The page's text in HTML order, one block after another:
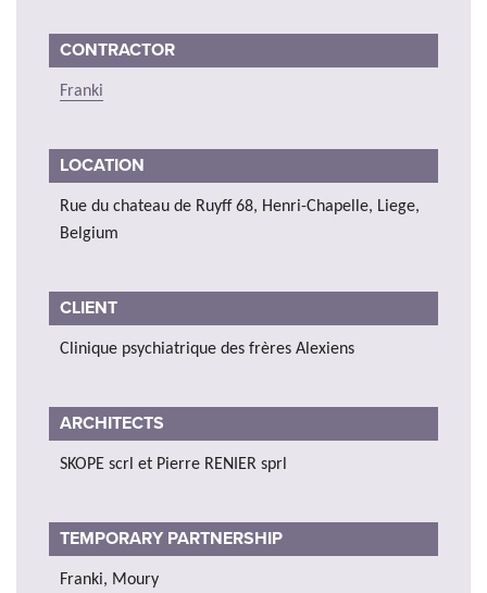
CONTRACTOR
Franki
LOCATION
Rue du chateau de Ruyff 68, Henri-Chapelle, Liege,
Belgium
CLIENT
Clinique psychiatrique des frères Alexiens
ARCHITECTS
SKOPE scrl et Pierre RENIER sprl
TEMPORARY PARTNERSHIP
Franki, Moury